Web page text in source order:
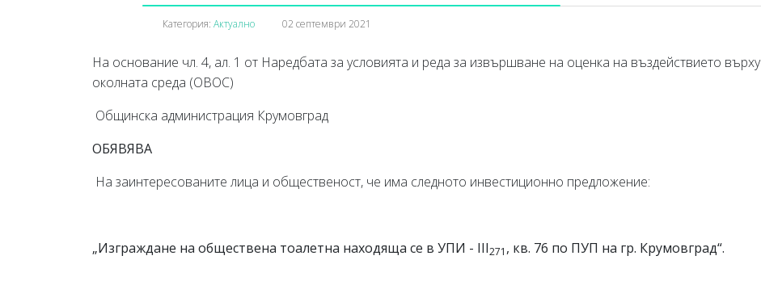
Категория: Актуално 02 септември 2021
На основание чл. 4, ал. 1 от Наредбата за условията и реда за извършване на оценка на въздействието върху
околната среда (ОВОС)
Общинска администрация Крумовград
ОБЯВЯВА
На заинтересованите лица и общественост, че има следното инвестиционно предложение:
„Изграждане на обществена тоалетна находяща се в УПИ - ІІІ271 , кв. 76 по ПУП на гр. Крумовград“.